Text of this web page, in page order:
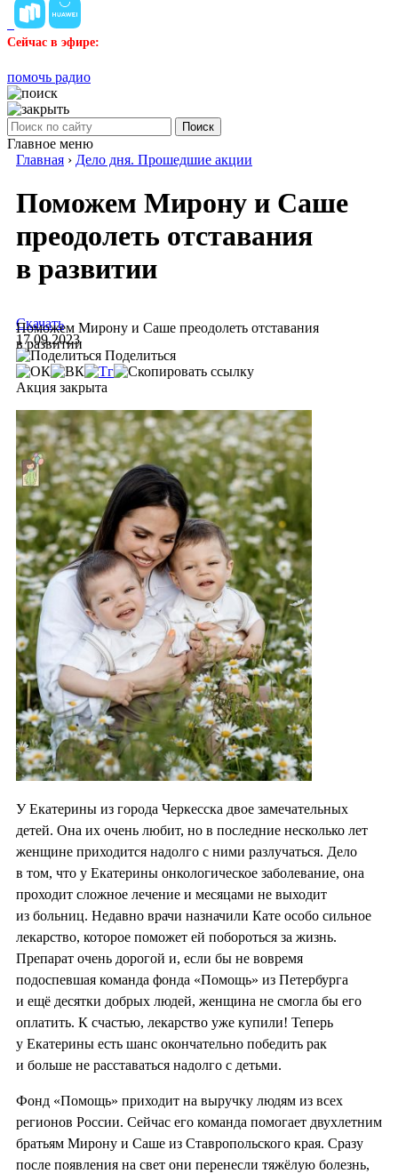
Сейчас в эфире:
помочь радио
Поиск
Главное меню
Главная › Дело дня. Прошедшие акции
Поможем Мирону и Саше
преодолеть отставания
в развитии
Поможем Мирону и Саше преодолеть отставания
в развитии
Скачать
17.09.2023
Поделиться
Акция закрыта
У Екатерины из города Черкесска двое замечательных
детей. Она их очень любит, но в последние несколько лет
женщине приходится надолго с ними разлучаться. Дело
в том, что у Екатерины онкологическое заболевание, она
проходит сложное лечение и месяцами не выходит
из больниц. Недавно врачи назначили Кате особо сильное
лекарство, которое поможет ей побороться за жизнь.
Препарат очень дорогой и, если бы не вовремя
подоспевшая команда фонда «Помощь» из Петербурга
и ещё десятки добрых людей, женщина не смогла бы его
оплатить. К счастью, лекарство уже купили! Теперь
у Екатерины есть шанс окончательно победить рак
и больше не расставаться надолго с детьми.
Фонд «Помощь» приходит на выручку людям из всех
регионов России. Сейчас его команда помогает двухлетним
братьям Мирону и Саше из Ставропольского края. Сразу
после появления на свет они перенесли тяжёлую болезнь,